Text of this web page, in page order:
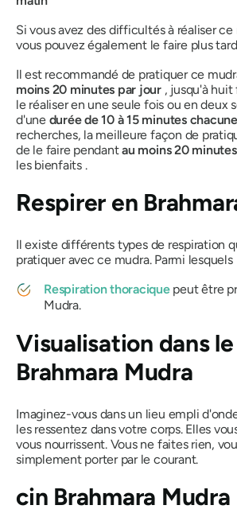
Si vous avez des difficultés à réaliser ce
vous pouvez également le faire plus
Il est recommandé de pratiquer ce
moins 20 minutes par jour , jusqu'à huit
le réaliser en une seule fois ou en deux
d'une durée de 10 à 15 minutes chacune
recherches, la meilleure façon de
de le faire pendantau moins 20 minutes
les bienfaits .
Respirer en
Il existe différents types de respiration
pratiquer avec ce mudra. Parmi lesquels
Respiration thoraciquepeut être
Mudra.
Visualisation dansle
Brahmara Mudra
Imaginez-vous dans un lieu empli
les ressentez dans votre corps. Elles
vous nourrissent. Vous ne faites rien,
simplement porter par le courant.
cin Brahmara Mudra